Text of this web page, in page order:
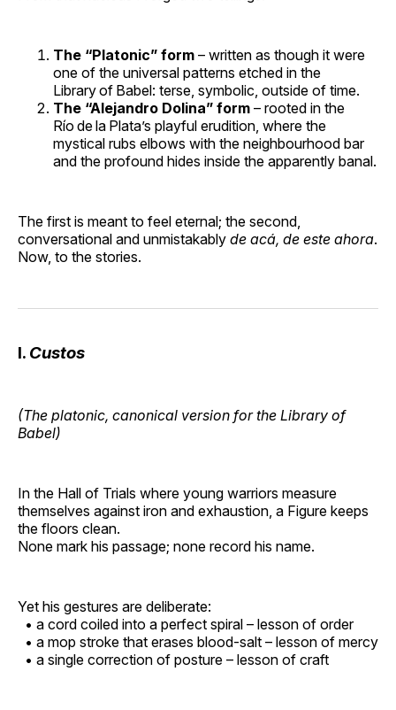
The “Platonic” form – written as though it were
one of the universal patterns etched in the
Library of Babel: terse, symbolic, outside of time.
The “Alejandro Dolina” form – rooted in the
Río de la Plata’s playful erudition, where the
mystical rubs elbows with the neighbourhood bar
and the profound hides inside the apparently banal.
The first is meant to feel eternal; the second,
conversational and unmistakably de acá, de este ahora.
Now, to the stories.
I. Custos
(The platonic, canonical version for the Library of
Babel)
In the Hall of Trials where young warriors measure
themselves against iron and exhaustion, a Figure keeps
the floors clean.
None mark his passage; none record his name.
Yet his gestures are deliberate:
• a cord coiled into a perfect spiral – lesson of order
• a mop stroke that erases blood‑salt – lesson of mercy
• a single correction of posture – lesson of craft